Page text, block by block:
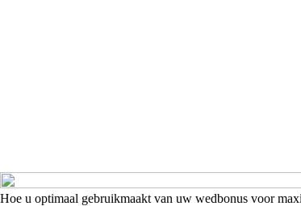
Hoe u optimaal gebruikmaakt van uw wedbonus voor